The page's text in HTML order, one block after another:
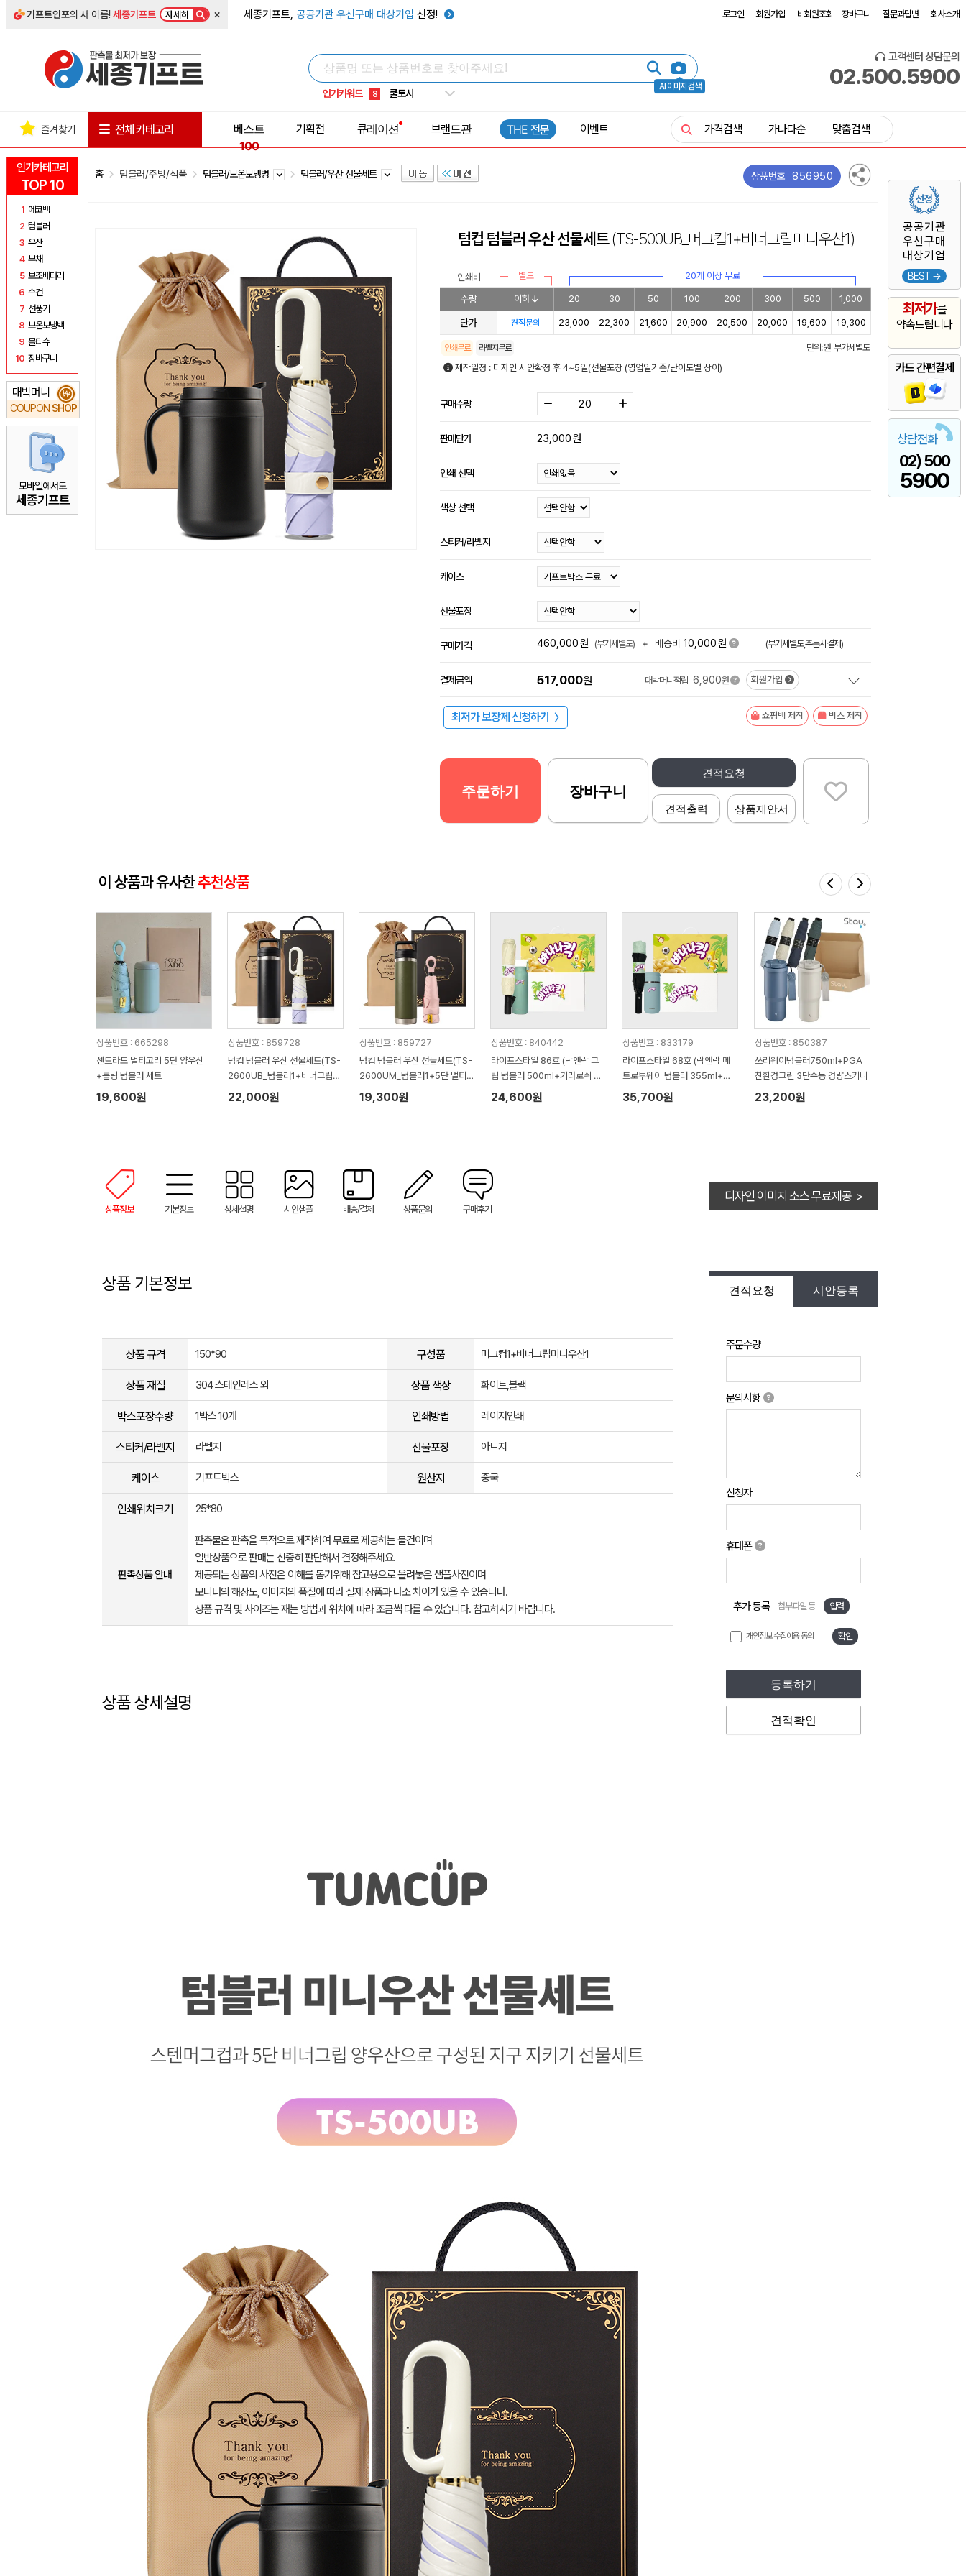
기프트인포의 새 이름!세종기프트 자세히 × 세종기프트, 공공기관 우선구매 대상기업 선정! 로그인 회원가입 비회원조회 장바구니 질문과답변 회사소개
AI 이미지 검색
인기키워드
5 키캡
8 쿨토시
9 넥쿨러
1 선풍기
고객센터 상담문의
02.500.5900
인기카테고리
TOP 10
1 에코백
2 텀블러
3 우산
4 부채
5 보조배터리
6 수건
7 선풍기
8 보온보냉백
9 물티슈
10 장바구니
대박머니
COUPON SHOP
₩
모바일에서도
세종기프트
공공기관
우선구매
대상기업
BEST →
최저가를
약속드립니다
카드 간편결제
상담전화
02) 500
5900
즐겨찾기 전체 카테고리
베스트
100
기획전 큐레이션 브랜드관 THE 전문 이벤트 가격검색 가나다순 맞춤검색
홈 텀블러/주방/식품 텀블러/보온보냉병 텀블러/우산 선물세트 상품번호 856950
텀컵 텀블러 우산 선물세트(TS-500UB_머그컵1+비너그립미니우산1)
인쇄비 별도 20개 이상 무료
수량 이하 20 30 50 100 200 300 500 1,000
단가 견적문의 23,000 22,300 21,600 20,900 20,500 20,000 19,600 19,300
인쇄무료 라벨지무료
단위: 원 부가세별도
제작일정 : 디자인 시안확정 후 4~5일(선물포장 (영업일기준/난이도별 상이)
구매수량
판매단가 23,000원
인쇄 선택
색상 선택
스티커/라벨지
케이스
선물포장
구매가격 460,000원 (부가세별도) + 배송비 10,000원 (부가세별도,주문시결제)
결제금액 517,000원 대박머니적립 6,900원 회원가입
최저가 보장제 신청하기 〉 쇼핑백 제작 박스 제작
견적요청
견적출력 상품제안서
주문하기 장바구니
이 상품과 유사한추천상품
상품번호 : 665298
센트라도 멀티고리 5단 양우산
+롤링 텀블러 세트
19,600원
상품번호 : 859728
텀컵 텀블러 우산 선물세트(TS-
2600UB_텀블러1+비너그립미
니우산1)
22,000원
상품번호 : 859727
텀컵 텀블러 우산 선물세트(TS-
2600UM_텀블러1+5단 멀티고
리 미니우산1)
19,300원
상품번호 : 840442
라이프스타일 86호 (락앤락 그
립 텀블러 500ml+기라로쉬 3
단 58 빅 솔리드 암막 전자동우
24,600원
상품번호 : 833179
라이프스타일 68호 (락앤락 메
트로투웨이 텀블러 355ml+크
로커다일 3단 암막 거꾸로 완전
자동우산)
35,700원
상품번호 : 850387
쓰리웨이텀블러750ml+PGA
친환경그린 3단수동 경량스키니
23,200원
상품정보 기본정보 상세설명 시안샘플 배송/결제 상품문의 구매후기
디자인 이미지 소스 무료제공 >
견적요청 시안등록
주문수량
문의사항
신청자
휴대폰
추가 등록 첨부파일 등 입력
개인정보 수집이용 동의 확인
등록하기
견적확인
상품 기본정보
상품 규격 150*90 구성품 머그컵1+비너그립미니우산1
상품 재질 304 스테인레스 외 상품 색상 화이트,블랙
박스포장수량 1박스 10개 인쇄방법 레이저인쇄
스티커/라벨지 라벨지 선물포장 아트지
케이스 기프트박스 원산지 중국
인쇄위치크기 25*80
판촉상품 안내
판촉물은 판촉을 목적으로 제작하여 무료로 제공하는 물건이며
일반상품으로 판매는 신중히 판단해서 결정해주세요.
제공되는 상품의 사진은 이해를 돕기위해 참고용으로 올려놓은 샘플사진이며
모니터의 해상도, 이미지의 품질에 따라 실제 상품과 다소 차이가 있을 수 있습니다.
상품 규격 및 사이즈는 재는 방법과 위치에 따라 조금씩 다를 수 있습니다. 참고하시기 바랍니다.
상품 상세설명